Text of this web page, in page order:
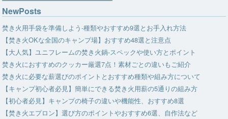
NewPosts
焚き火用手袋を準備しよう-種類やおすすめ9選とお手入れ方法
【焚き火OKな全国のキャンプ場】おすすめ48選と注意点
【大人気】ユニフレームの焚き火鍋-スペックや使い方とポイント
焚き火におすすめのクッカー厳選7点！素材ごとの違いもご紹介
焚き火に必要な薪選びのポイントとおすすめ種類や組み方について
【キャンプ初心者必見】簡単にできる焚き火用薪の5通りの組み方
【初心者必見】キャンプの椅子の違いや機能性、おすすめ8選
【焚き火エプロン】選び方のポイントやおすすめ6選、自作法など